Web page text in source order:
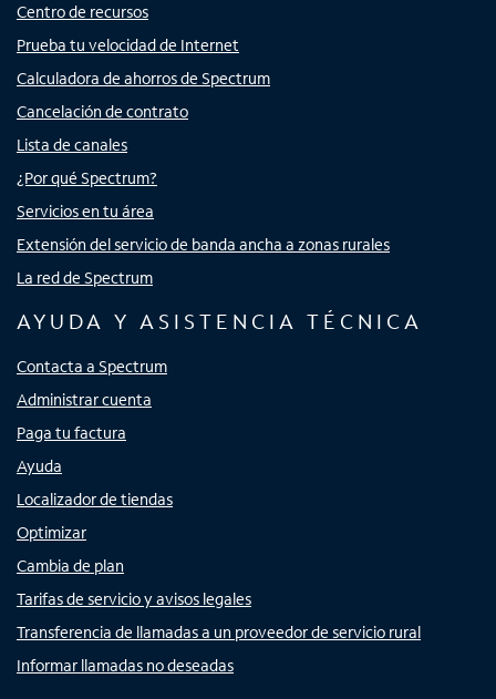
Centro de recursos
Prueba tu velocidad de Internet
Calculadora de ahorros de Spectrum
Cancelación de contrato
Lista de canales
¿Por qué Spectrum?
Servicios en tu área
Extensión del servicio de banda ancha a zonas rurales
La red de Spectrum
AYUDA Y ASISTENCIA TÉCNICA
Contacta a Spectrum
Administrar cuenta
Paga tu factura
Ayuda
Localizador de tiendas
Optimizar
Cambia de plan
Tarifas de servicio y avisos legales
Transferencia de llamadas a un proveedor de servicio rural
Informar llamadas no deseadas